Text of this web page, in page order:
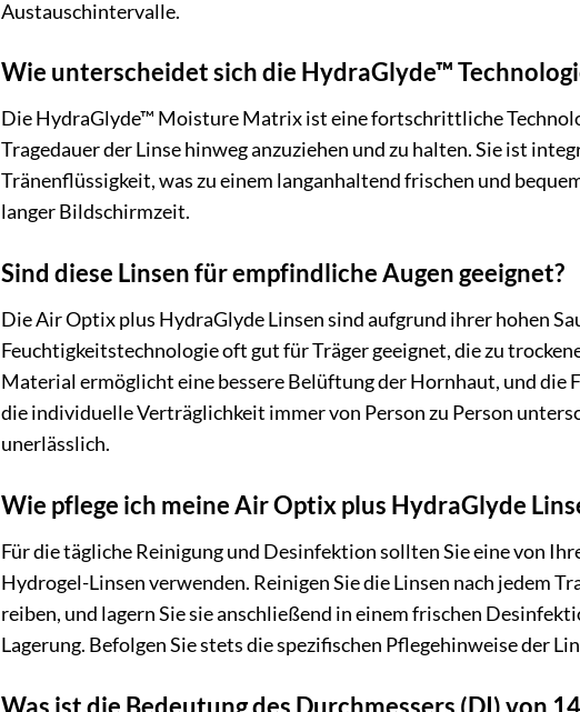
Austauschintervalle.
Wie unterscheidet sich die HydraGlyde™
Die HydraGlyde™ Moisture Matrix ist eine fortschrittliche
Tragedauer der Linse hinweg anzuziehen und zu halten. Sie ist
Tränenflüssigkeit, was zu einem langanhaltend frischen und
langer Bildschirmzeit.
Sind diese Linsen für empfindliche Augen geeignet?
Die Air Optix plus HydraGlyde Linsen sind aufgrund ihrer hohen
Feuchtigkeitstechnologie oft gut für Träger geeignet, die zu
Material ermöglicht eine bessere Belüftung der Hornhaut, und
die individuelle Verträglichkeit immer von Person zu Person
unerlässlich.
Wie pflege ich meine Air Optix plus HydraGlyde
Für die tägliche Reinigung und Desinfektion sollten Sie eine von
Hydrogel-Linsen verwenden. Reinigen Sie die Linsen nach jedem
reiben, und lagern Sie sie anschließend in einem frischen
Lagerung. Befolgen Sie stets die spezifischen Pflegehinweise der
Was ist die Bedeutung des Durchmessers (DI) von